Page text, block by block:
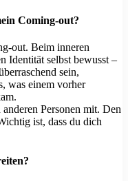
Coming-out?
out. Beim inneren
Identität selbst bewusst –
sein,
was einem vorher
Personen mit. Den
ist, dass du dich